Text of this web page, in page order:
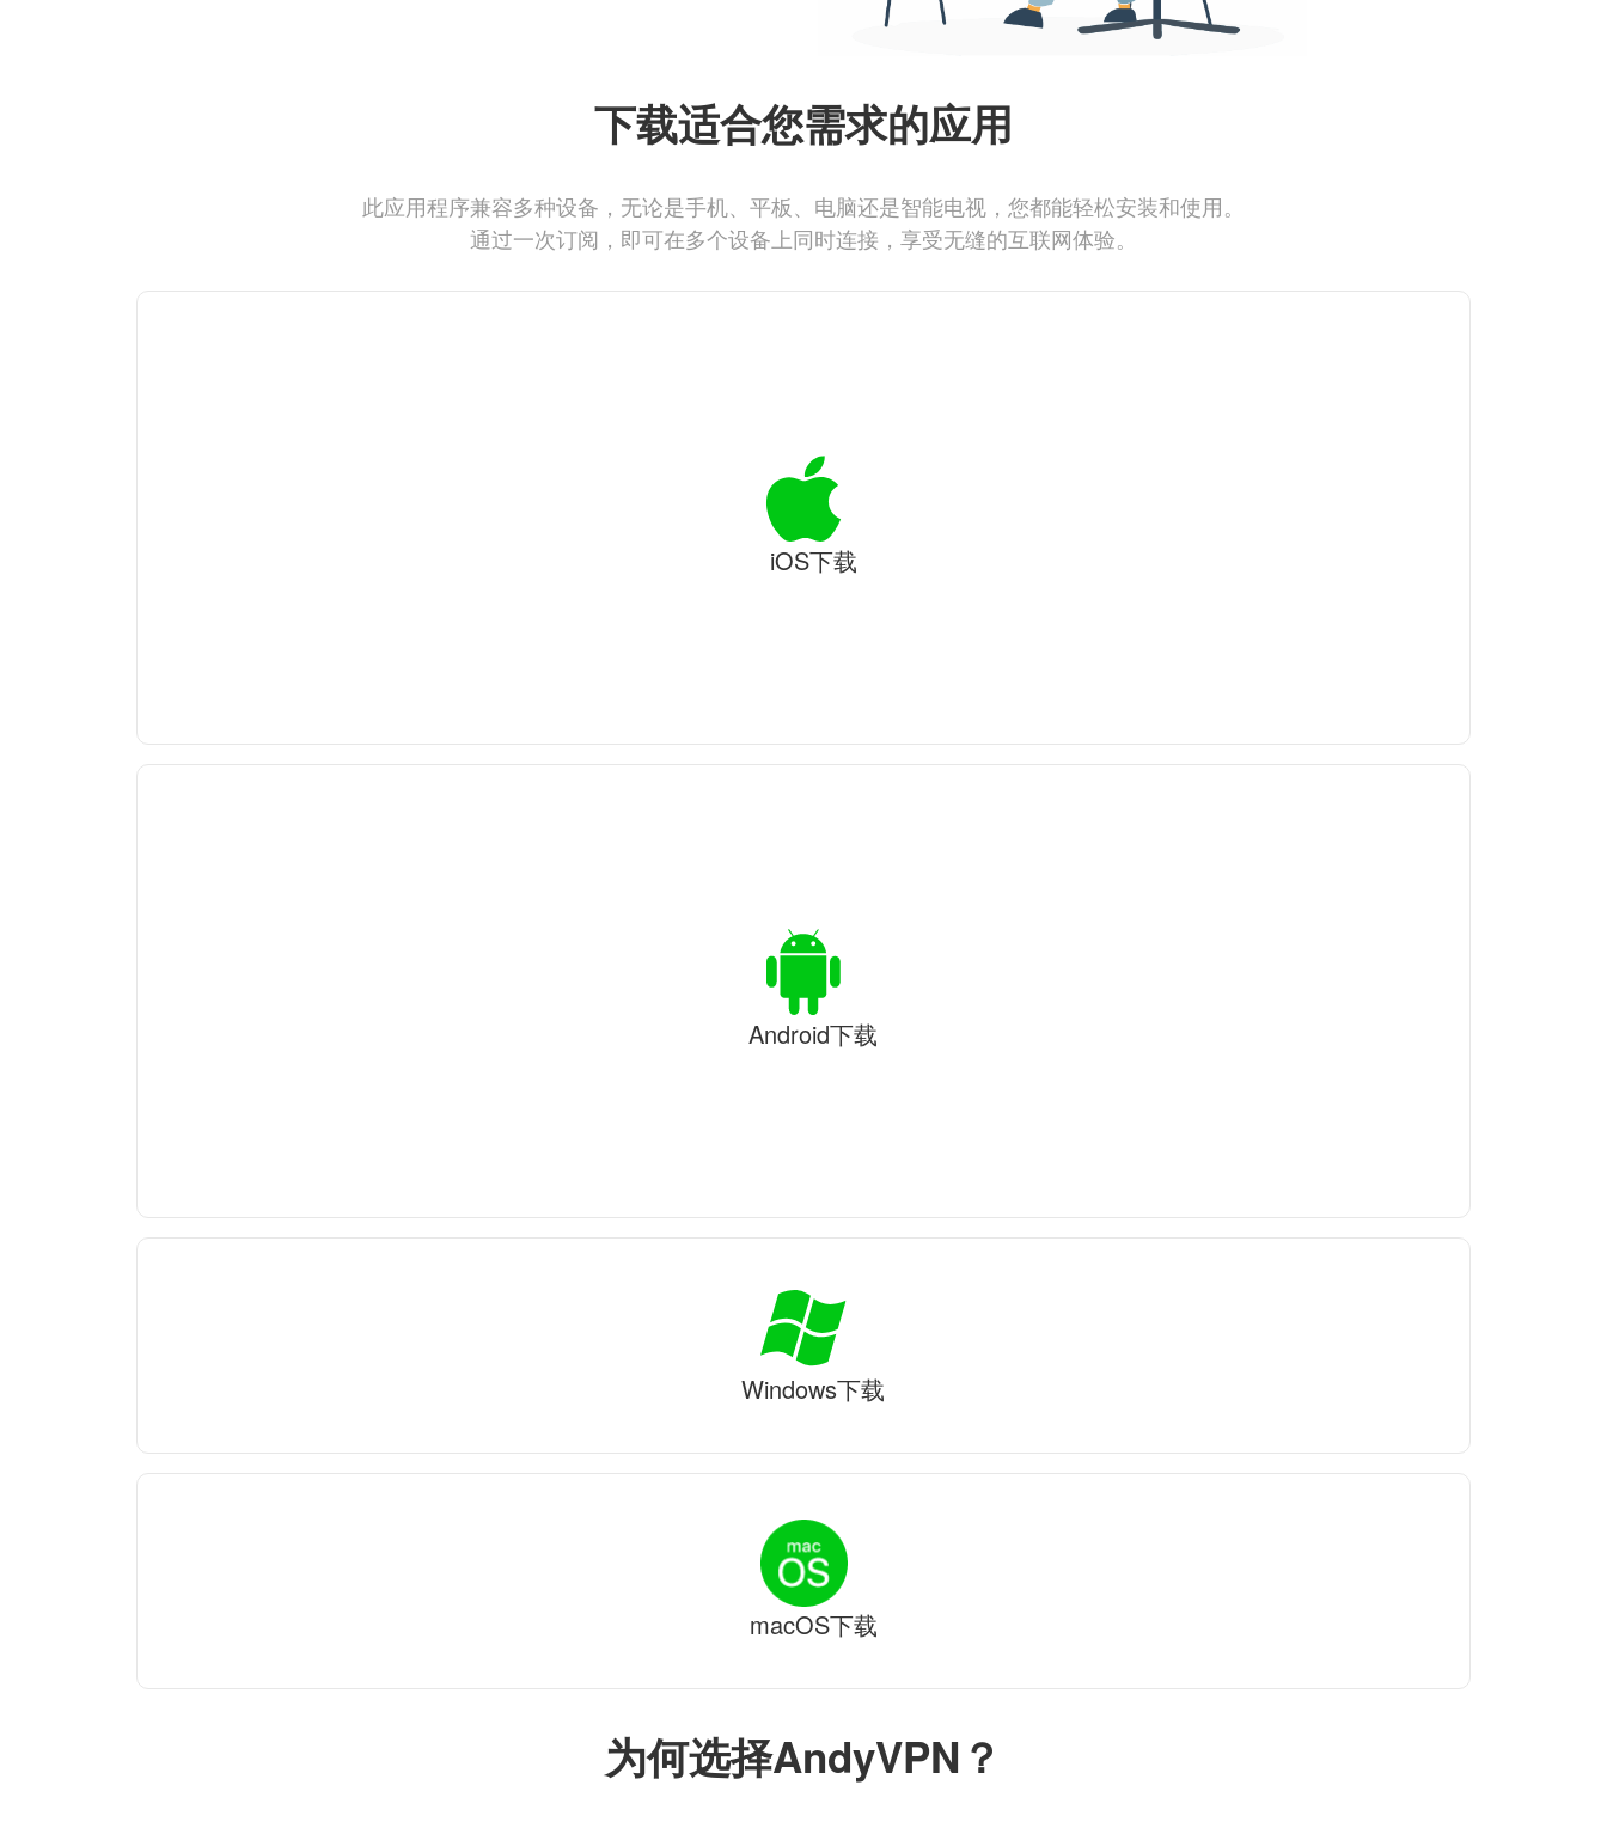
为何选择AndyVPN？
下载适合您需求的应用
此应用程序兼容多种设备，无论是手机、平板、电脑还是智能电视，您都能轻松安装和使用。
通过一次订阅，即可在多个设备上同时连接，享受无缝的互联网体验。
iOS下载
Android下载
Windows下载
macOS下载